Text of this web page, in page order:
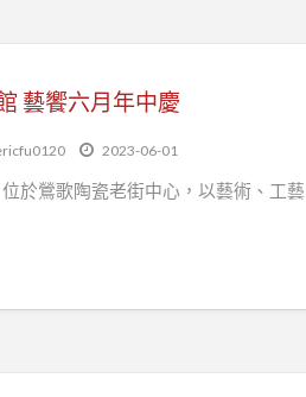
藝饗六月年中慶
2023-06-01
於鶯歌陶瓷老街中心，以藝術、工藝